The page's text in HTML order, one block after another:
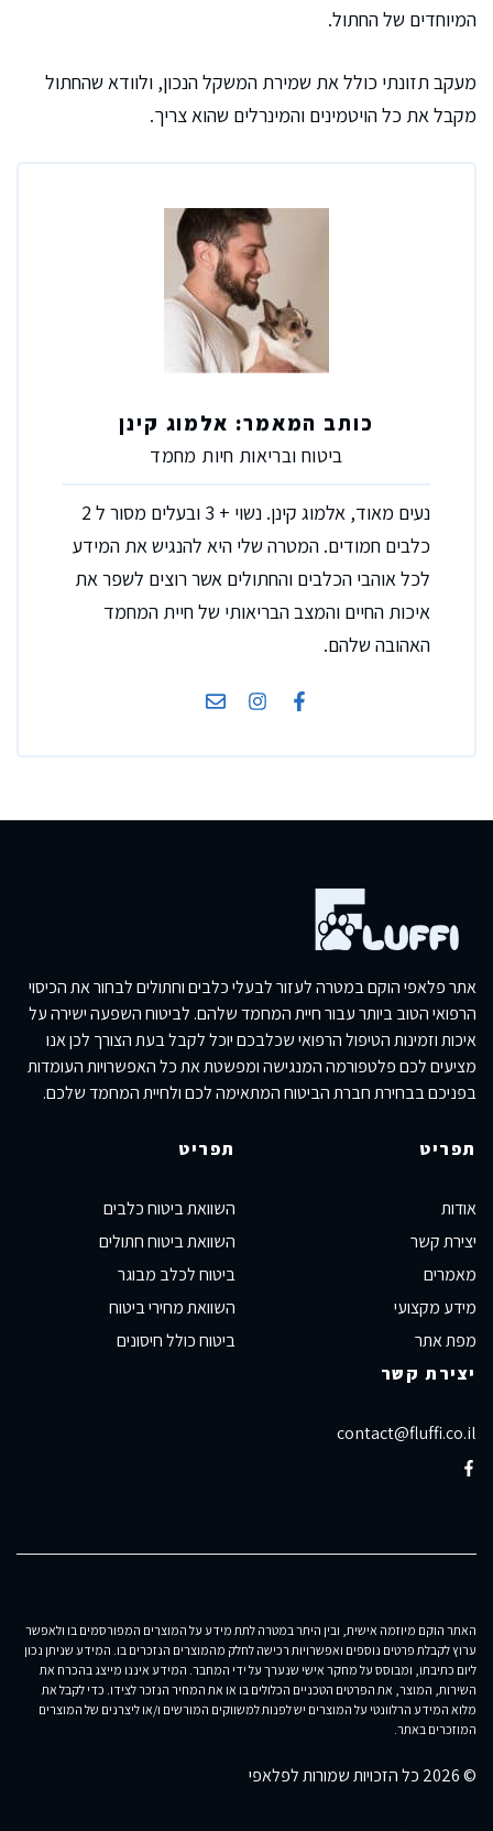
המיוחדים של החתול.
מעקב תזונתי כולל את שמירת המשקל הנכון, ולוודא שהחתול
מקבל את כל הויטמינים והמינרלים שהוא צריך.
כותב המאמר: אלמוג קינן
ביטוח ובריאות חיות מחמד
נעים מאוד, אלמוג קינן. נשוי + 3 ובעלים מסור ל 2
כלבים חמודים. המטרה שלי היא להנגיש את המידע
לכל אוהבי הכלבים והחתולים אשר רוצים לשפר את
איכות החיים והמצב הבריאותי של חיית המחמד
האהובה שלהם.
אתר פלאפי הוקם במטרה לעזור לבעלי כלבים וחתולים לבחור את הכיסוי
הרפואי הטוב ביותר עבור חיית המחמד שלהם. לביטוח השפעה ישירה על
איכות וזמינות הטיפול הרפואי שכלבכם יוכל לקבל בעת הצורך לכן אנו
מציעים לכם פלטפורמה המנגישה ומפשטת את כל האפשרויות העומדות
בפניכם בבחירת חברת הביטוח המתאימה לכם ולחיית המחמד שלכם.
תפריט
אודות
יצירת קשר
מאמרים
מידע מקצועי
מפת אתר
תפריט
השוואת ביטוח כלבים
השוואת ביטוח חתולים
ביטוח לכלב מבוגר
השוואת מחירי ביטוח
ביטוח כולל חיסונים
יצירת קשר
contact@fluffi.co.il
האתר הוקם מיוזמה אישית, ובין היתר במטרה לתת מידע על המוצרים המפורסמים בו ולאפשר
ערוץ לקבלת פרטים נוספים ואפשרויות רכישה לחלק מהמוצרים הנזכרים בו. המידע שניתן נכון
ליום כתיבתו, ומבוסס על מחקר אישי שנערך על ידי המחבר. המידע איננו מייצג בהכרח את
השירות, המוצר, את הפרטים הטכניים הכלולים בו או את המחיר הנזכר לצידו. כדי לקבל את
מלוא המידע הרלוונטי על המוצרים יש לפנות למשווקים המורשים ו/או ליצרנים של המוצרים
המוזכרים באתר.
© 2026 כל הזכויות שמורות לפלאפי